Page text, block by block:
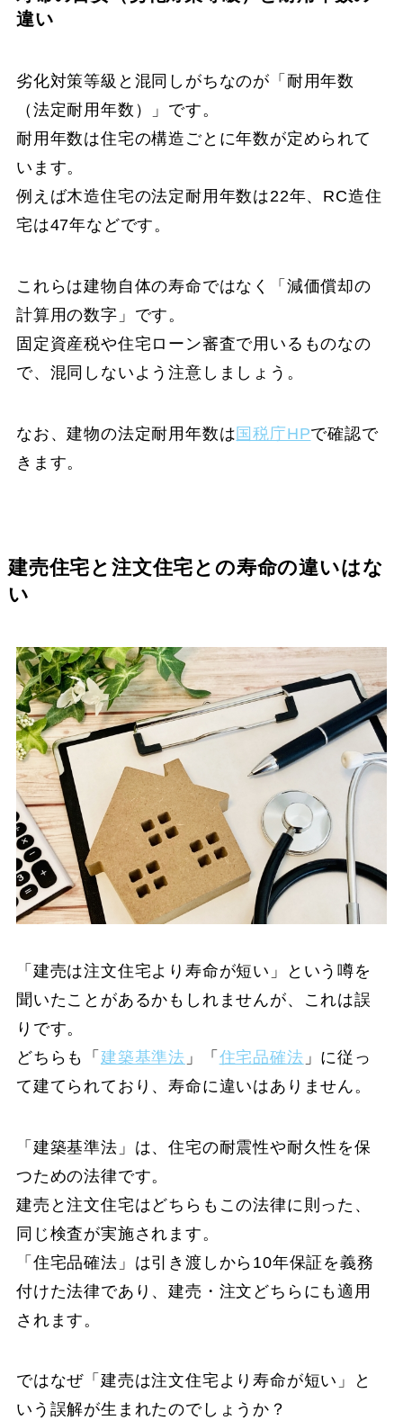
違い
劣化対策等級と混同しがちなのが「耐用年数
（法定耐用年数）」です。
耐用年数は住宅の構造ごとに年数が定められて
います。
例えば木造住宅の法定耐用年数は22年、RC造住
宅は47年などです。
これらは建物自体の寿命ではなく「減価償却の
計算用の数字」です。
固定資産税や住宅ローン審査で用いるものなの
で、混同しないよう注意しましょう。
なお、建物の法定耐用年数は 国税庁HPで確認で
きます。
建売住宅と注文住宅との寿命の違いはな
い
「建売は注文住宅より寿命が短い」という噂を
聞いたことがあるかもしれませんが、これは誤
りです。
どちらも「 建築基準法 」「 住宅品確法 」に従っ
て建てられており、寿命に違いはありません。
「建築基準法」は、住宅の耐震性や耐久性を保
つための法律です。
建売と注文住宅はどちらもこの法律に則った、
同じ検査が実施されます。
「住宅品確法」は引き渡しから10年保証を義務
付けた法律であり、建売・注文どちらにも適用
されます。
ではなぜ「建売は注文住宅より寿命が短い」と
いう誤解が生まれたのでしょうか？